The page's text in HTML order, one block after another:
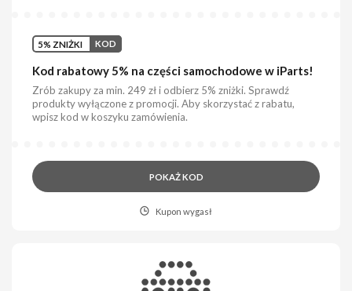
5% ZNIŻKI KOD
Kod rabatowy 5% na części samochodowe w iParts!
Zrób zakupy za min. 249 zł i odbierz 5% zniżki. Sprawdź
produkty wyłączone z promocji. Aby skorzystać z rabatu,
wpisz kod w koszyku zamówienia.
POKAŻ KOD
Kupon wygasł